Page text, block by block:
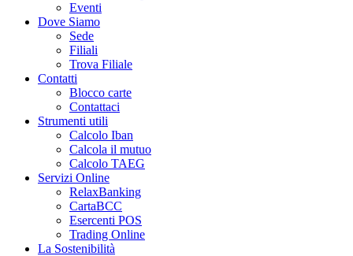
Eventi
Dove Siamo
Sede
Filiali
Trova Filiale
Contatti
Blocco carte
Contattaci
Strumenti utili
Calcolo Iban
Calcola il mutuo
Calcolo TAEG
Servizi Online
RelaxBanking
CartaBCC
Esercenti POS
Trading Online
La Sostenibilità